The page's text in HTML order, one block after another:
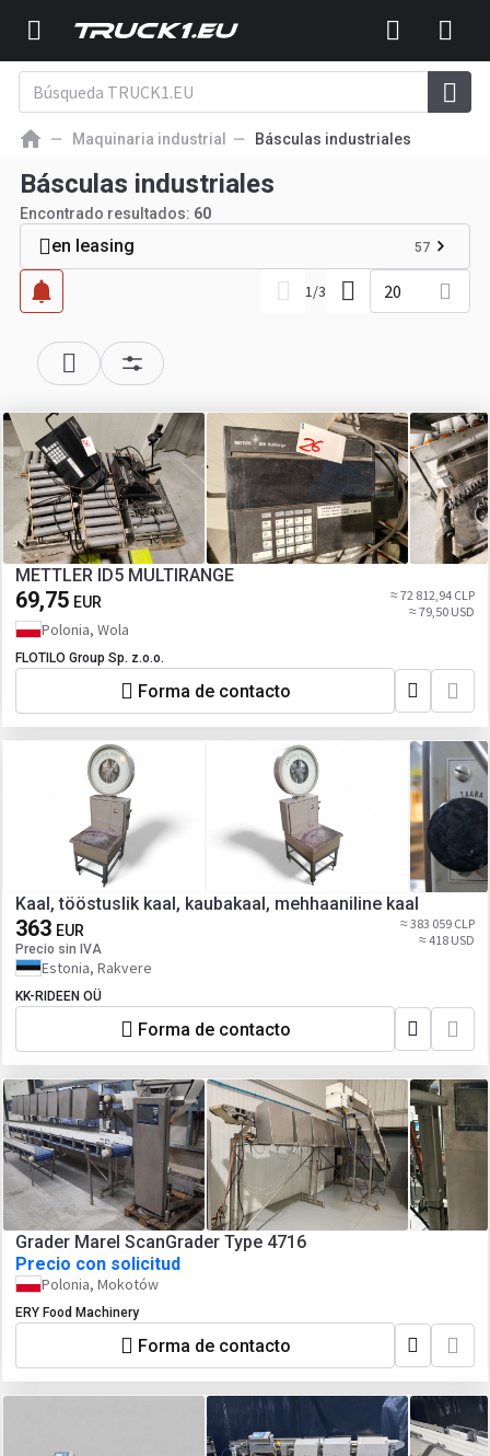
Maquinaria industrial Básculas industriales
Básculas industriales
Encontrado resultados: 60
en leasing 57
1/3 20
METTLER ID5 MULTIRANGE
69,75 EUR
≈ 72 812,94 CLP
≈ 79,50 USD
Polonia, Wola
FLOTILO Group Sp. z.o.o.
Forma de contacto
Kaal, tööstuslik kaal, kaubakaal, mehhaaniline kaal
363 EUR
Precio sin IVA
≈ 383 059 CLP
≈ 418 USD
Estonia, Rakvere
KK-RIDEEN OÜ
Forma de contacto
Grader Marel ScanGrader Type 4716
Precio con solicitud
Polonia, Mokotów
ERY Food Machinery
Forma de contacto